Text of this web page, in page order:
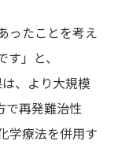
ったことを考え
」と、
、より大規模
で再発難治性
学療法を併用す